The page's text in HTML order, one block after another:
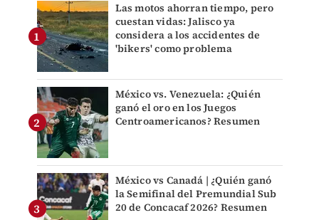
Las motos ahorran tiempo, pero
cuestan vidas: Jalisco ya
considera a los accidentes de
'bikers' como problema
México vs. Venezuela: ¿Quién
ganó el oro en los Juegos
Centroamericanos? Resumen
México vs Canadá | ¿Quién ganó
la Semifinal del Premundial Sub
20 de Concacaf 2026? Resumen